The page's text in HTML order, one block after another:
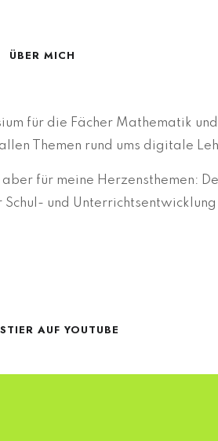
ÜBER MICH
für die Fächer Mathematik
Themen rund ums digitale
für meine Herzensthemen:
Schul- und
AUF YOUTUBE